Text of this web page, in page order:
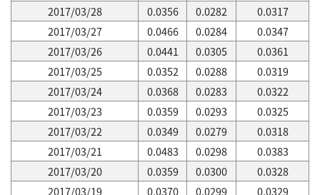
2017/03/28
0.0356 0.0282
0.0317
2017/03/27
0.0466 0.0284
0.0347
2017/03/26
0.0441 0.0305
0.0361
2017/03/25
0.0352 0.0288
0.0319
2017/03/24
0.0368 0.0283
0.0322
2017/03/23
0.0359 0.0293
0.0325
2017/03/22
0.0349 0.0279
0.0318
2017/03/21
0.0483 0.0298
0.0383
2017/03/20
0.0359 0.0300
0.0328
2017/03/19
0.0370 0.0299
0.0329